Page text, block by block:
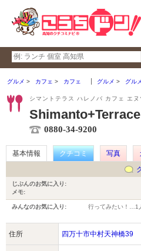
グルメ カフェ カフェ グルメ グル
シマントテラス ハレノバ カフェ エヌ
0880-34-9200
基本情報 クチコミ 写真
じぶんのお気に入り:
メモ:
みんなのお気に入り: 行ってみたい！… 1
住所 四万十市中村天神橋39